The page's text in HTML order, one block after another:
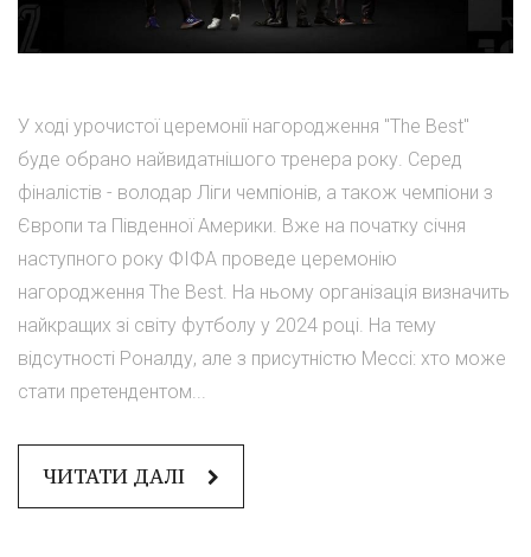
У ході урочистої церемонії нагородження "The Best"
буде обрано найвидатнішого тренера року. Серед
фіналістів - володар Ліги чемпіонів, а також чемпіони з
Європи та Південної Америки. Вже на початку січня
наступного року ФІФА проведе церемонію
нагородження The Best. На ньому організація визначить
найкращих зі світу футболу у 2024 році. На тему
відсутності Роналду, але з присутністю Мессі: хто може
стати претендентом...
ЧИТАТИ ДАЛІ